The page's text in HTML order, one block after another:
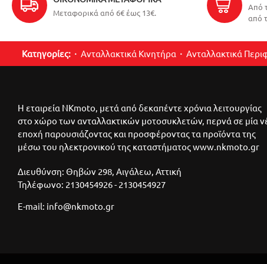
Μεταφορικά από 6€ έως 13€.
Από
από
Κατηγορίες: Ανταλλακτικά Κινητήρα Ανταλλακτικά
Η εταιρεία NKmoto, μετά από δεκαπέντε χρόνια λειτουργίας
στο χώρο των ανταλλακτικών μοτοσυκλετών, περνά σε μία
εποχή παρουσιάζοντας και προσφέροντας τα προϊόντα της
μέσω του ηλεκτρονικού της καταστήματος www.nkmoto.gr
Διευθύνση: Θηβών 298, Αιγάλεω, Αττική
Τηλέφωνο: 2130454926 - 2130454927
E-mail: info@nkmoto.gr